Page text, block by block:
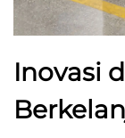
Inovasi